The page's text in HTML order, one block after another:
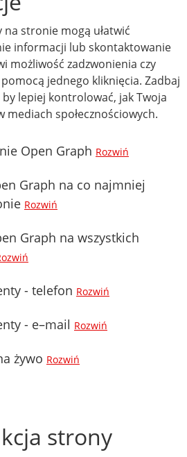
stronie mogą ułatwić
informacji lub skontaktowanie
możliwość zadzwonienia czy
jednego kliknięcia. Zadbaj
lepiej kontrolować, jak Twoja
społecznościowych.
Open Graph Rozwiń
Graph na co najmniej
Rozwiń
Graph na wszystkich
- telefon Rozwiń
- e–mail Rozwiń
żywo Rozwiń
strony